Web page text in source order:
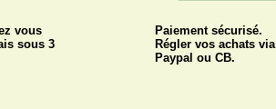
vous
sous 3
Paiement sécurisé.
Régler vos achats via
Paypal ou CB.